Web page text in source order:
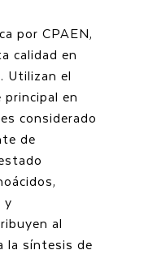
por CPAEN,
calidad en
Utilizan el
en
considerado
de
y
al
la síntesis de